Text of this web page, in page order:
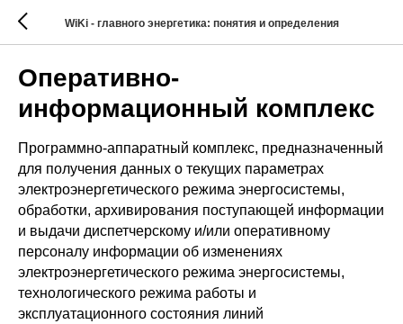
WiKi - главного энергетика: понятия и определения
Оперативно-
информационный комплекс
Программно-аппаратный комплекс, предназначенный
для получения данных о текущих параметрах
электроэнергетического режима энергосистемы,
обработки, архивирования поступающей информации
и выдачи диспетчерскому и/или оперативному
персоналу информации об изменениях
электроэнергетического режима энергосистемы,
технологического режима работы и
эксплуатационного состояния линий